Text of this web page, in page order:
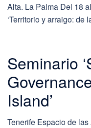
Alta. La Palma Del 18
‘Territorio y arraigo:
Seminario
Island’
Tenerife Espacio de